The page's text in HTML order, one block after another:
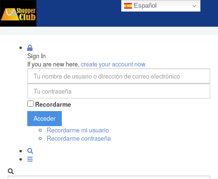
Español
Sign In
If you are new here,create your account now
Recordarme
Acceder
Recordarme mi usuario
Recordarme contraseña